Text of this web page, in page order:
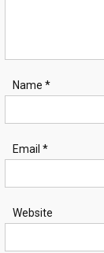
Name *
Email *
Website